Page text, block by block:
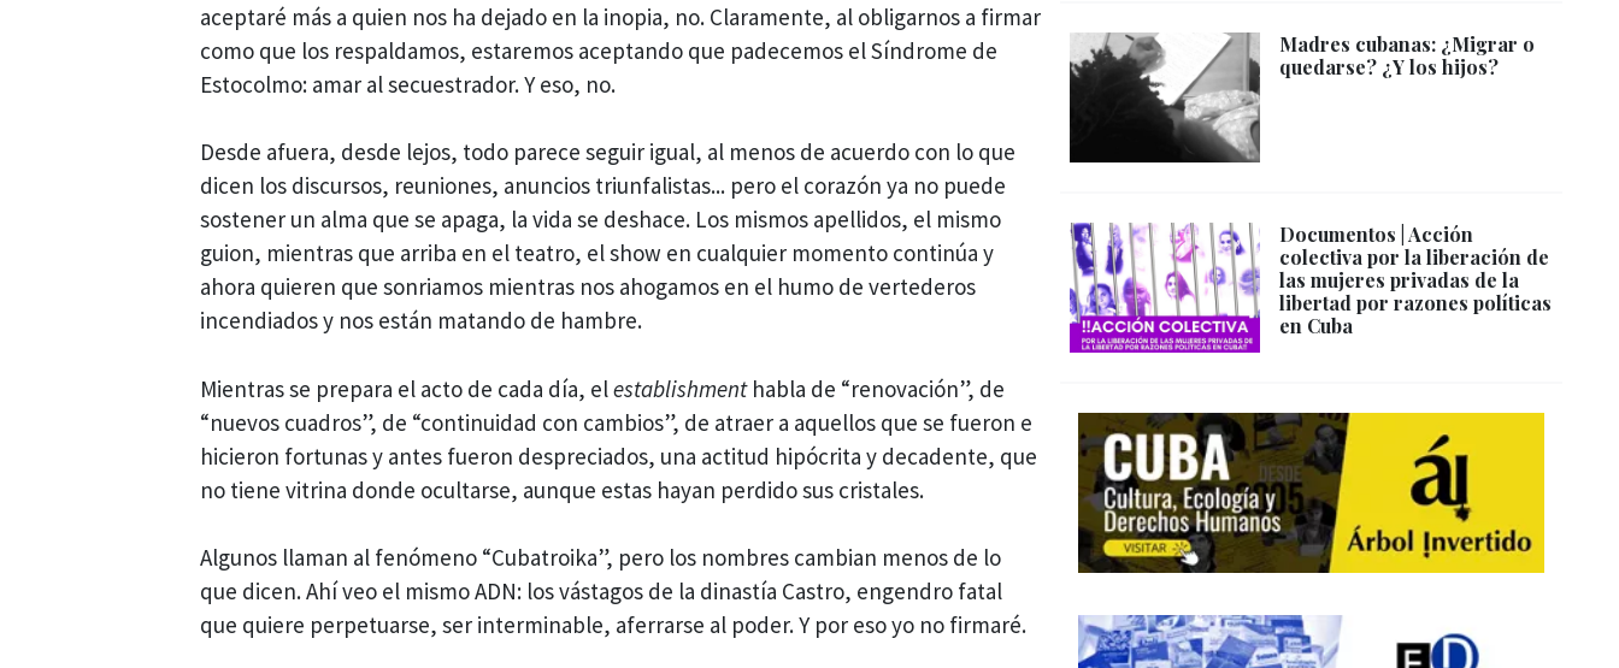
aceptaré más a quien nos ha dejado en la inopia, no. Claramente, al obligarnos a firmar
como que los respaldamos, estaremos aceptando que padecemos el Síndrome de
Estocolmo: amar al secuestrador. Y eso, no.
Desde afuera, desde lejos, todo parece seguir igual, al menos de acuerdo con lo que
dicen los discursos, reuniones, anuncios triunfalistas... pero el corazón ya no puede
sostener un alma que se apaga, la vida se deshace. Los mismos apellidos, el mismo
guion, mientras que arriba en el teatro, el show en cualquier momento continúa y
ahora quieren que sonriamos mientras nos ahogamos en el humo de vertederos
incendiados y nos están matando de hambre.
Mientras se prepara el acto de cada día, elestablishmenthabla de “renovación”, de
“nuevos cuadros”, de “continuidad con cambios”, de atraer a aquellos que se fueron e
hicieron fortunas y antes fueron despreciados, una actitud hipócrita y decadente, que
no tiene vitrina donde ocultarse, aunque estas hayan perdido sus cristales.
Algunos llaman al fenómeno “Cubatroika”, pero los nombres cambian menos de lo
que dicen. Ahí veo el mismo ADN: los vástagos de la dinastía Castro, engendro fatal
que quiere perpetuarse, ser interminable, aferrarse al poder. Y por eso yo no firmaré.
Madres cubanas: ¿Migrar o
quedarse? ¿Y los hijos?
Documentos | Acción
colectiva por la liberación de
las mujeres privadas de la
libertad por razones políticas
en Cuba